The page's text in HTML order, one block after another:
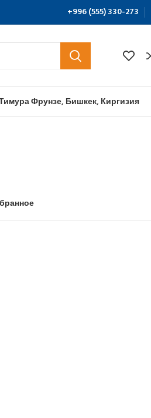
+996 (555) 330-273
Фрунзе, Бишкек, Киргизия